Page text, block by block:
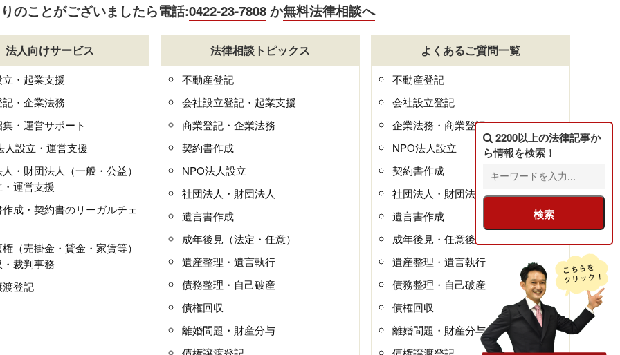
のことがございましたら電話:0422-23-7808か無料法律相談へ
法人向けサービス
・起業支援
・企業法務
・運営サポート
人設立・運営支援
・財団法人（一般・公益）
運営支援
成・契約書のリーガルチェ
（売掛金・貸金・家賃等）
裁判事務
登記
法律相談トピックス
不動産登記
会社設立登記・起業支援
商業登記・企業法務
契約書作成
NPO法人設立
社団法人・財団法人
遺言書作成
成年後見（法定・任意）
遺産整理・遺言執行
債務整理・自己破産
債権回収
離婚問題・財産分与
よくあるご質問一覧
不動産登記
会社設立登記
企業法務・商業登記
NPO法人設立
契約書作成
社団法人・財団法人
遺言書作成
成年後見・任意後見
遺産整理・遺言執行
債務整理・自己破産
債権回収
離婚問題・財産分与
2200以上の法律記事か
ら情報を検索！